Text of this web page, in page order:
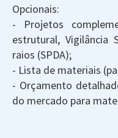
Opcionais:
- Projetos
estrutural, Vigilância
raios (SPDA);
- Lista de materiais
- Orçamento
do mercado para